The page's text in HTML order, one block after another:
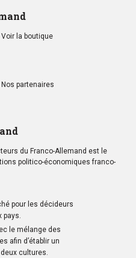
Voir la boutique
Nos partenaires
du Franco-Allemand est le
politico-économiques franco-
pour les décideurs
pays.
le mélange des
afin d’établir un
cultures.